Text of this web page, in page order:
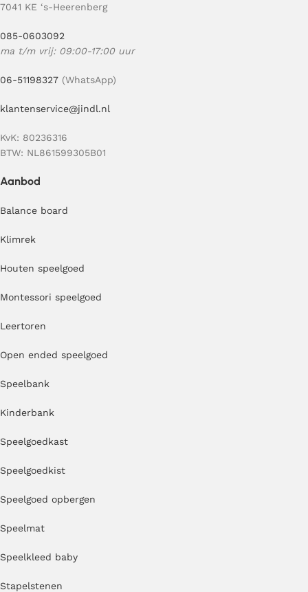
7041 KE ‘s-Heerenberg
085-0603092
ma t/m vrij: 09:00-17:00 uur
06-51198327 (WhatsApp)
klantenservice@jindl.nl
KvK: 80236316
BTW: NL861599305B01
Aanbod
Balance board
Klimrek
Houten speelgoed
Montessori speelgoed
Leertoren
Open ended speelgoed
Speelbank
Kinderbank
Speelgoedkast
Speelgoedkist
Speelgoed opbergen
Speelmat
Speelkleed baby
Stapelstenen